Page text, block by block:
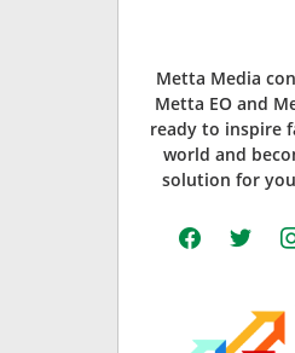
Metta Media
Metta EO and
ready to inspire
world and
solution for
facebooktwitter